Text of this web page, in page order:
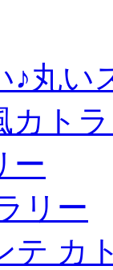
♪丸い
カト
ー
リー
テ カ